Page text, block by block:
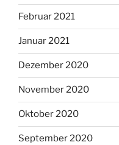
Februar 2021
Januar 2021
Dezember 2020
November 2020
Oktober 2020
September 2020